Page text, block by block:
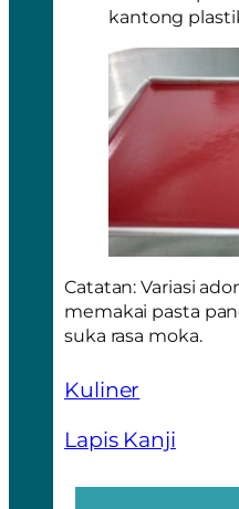
kantong
Catatan: Variasi
memakai pasta
suka rasa moka.
Kuliner
Lapis Kanji